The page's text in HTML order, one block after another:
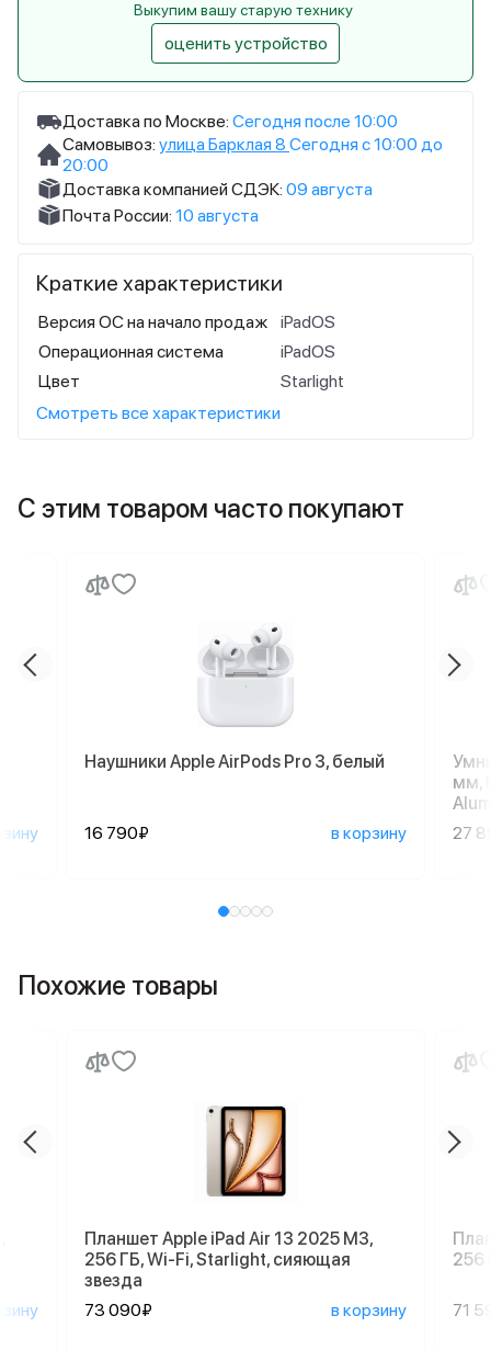
Доставка по Москве: Сегодня после 10:00
Самовывоз: улица Барклая 8 Сегодня с 10:00 до
20:00
Доставка компанией СДЭК: 09 августа
Почта России: 10 августа
Краткие характеристики
Версия ОС на начало продаж
iPadOS
Операционная система
iPadOS
Цвет
Starlight
Смотреть все характеристики
Выкупим вашу старую технику
оценить устройство
С этим товаром часто покупают
Наушники Apple AirPods Pro 3, белый
16 790₽ в корзину
мм,
27
Похожие товары
Планшет Apple iPad Air 13 2025 M3,
256 ГБ, Wi-Fi, Starlight, сияющая
звезда
73 090₽
в корзину
256
71